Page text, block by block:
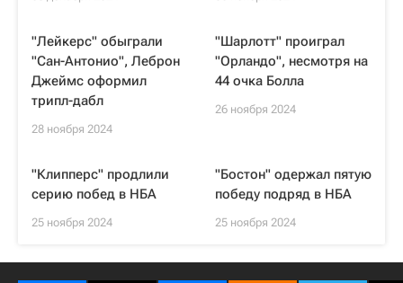
"Лейкерс" обыграли
"Сан-Антонио", Леброн
Джеймс оформил
трипл-дабл
28 ноября 2024
"Шарлотт" проиграл
"Орландо", несмотря на
44 очка Болла
26 ноября 2024
"Клипперс" продлили
серию побед в НБА
25 ноября 2024
"Бостон" одержал пятую
победу подряд в НБА
25 ноября 2024